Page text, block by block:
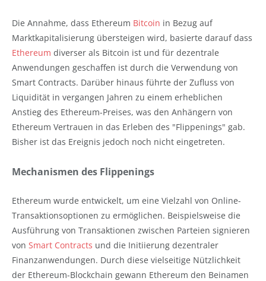
Die Annahme, dass Ethereum Bitcoin in Bezug auf
Marktkapitalisierung übersteigen wird, basierte darauf dass
Ethereum diverser als Bitcoin ist und für dezentrale
Anwendungen geschaffen ist durch die Verwendung von
Smart Contracts. Darüber hinaus führte der Zufluss von
Liquidität in vergangen Jahren zu einem erheblichen
Anstieg des Ethereum-Preises, was den Anhängern von
Ethereum Vertrauen in das Erleben des "Flippenings" gab.
Bisher ist das Ereignis jedoch noch nicht eingetreten.
Mechanismen des Flippenings
Ethereum wurde entwickelt, um eine Vielzahl von Online-
Transaktionsoptionen zu ermöglichen. Beispielsweise die
Ausführung von Transaktionen zwischen Parteien signieren
von Smart Contracts und die Initiierung dezentraler
Finanzanwendungen. Durch diese vielseitige Nützlichkeit
der Ethereum-Blockchain gewann Ethereum den Beinamen